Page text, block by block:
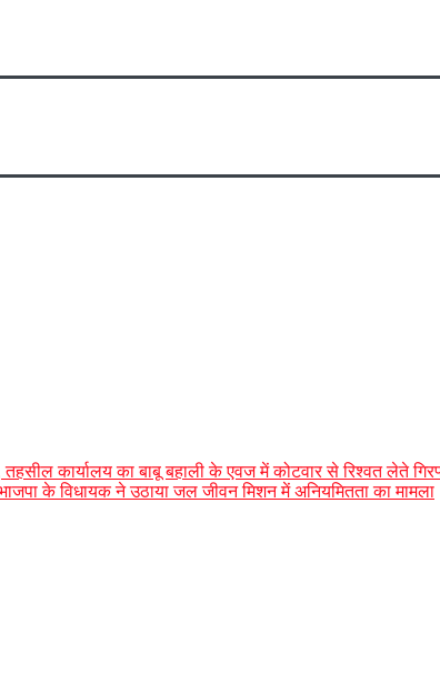
कार्यालय का बाबू बहाली के एवज में कोटवार से रिश्वत लेते
के विधायक ने उठाया जल जीवन मिशन में अनियमितता का मामला